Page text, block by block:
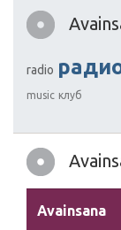
radio
music клуб
Avainsana